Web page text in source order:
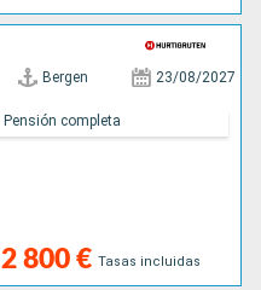
Bergen 23/08/2027
2 800 € Tasas incluidas
Pensión completa